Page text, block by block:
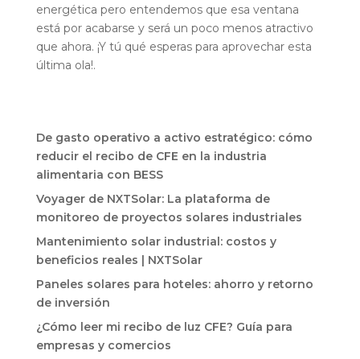
energética pero entendemos que esa ventana
está por acabarse y será un poco menos atractivo
que ahora. ¡Y tú qué esperas para aprovechar esta
última ola!.
De gasto operativo a activo estratégico: cómo
reducir el recibo de CFE en la industria
alimentaria con BESS
Voyager de NXTSolar: La plataforma de
monitoreo de proyectos solares industriales
Mantenimiento solar industrial: costos y
beneficios reales | NXTSolar
Paneles solares para hoteles: ahorro y retorno
de inversión
¿Cómo leer mi recibo de luz CFE? Guía para
empresas y comercios